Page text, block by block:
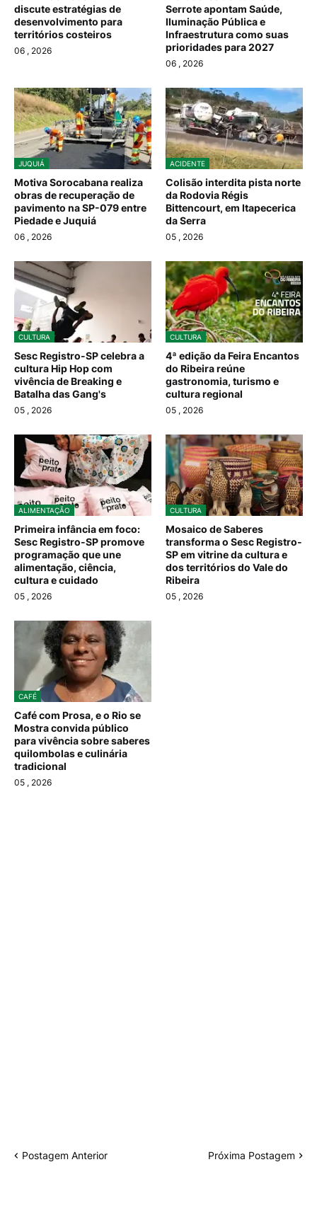
discute estratégias de
desenvolvimento para
territórios costeiros
06 , 2026
Serrote apontam Saúde,
Iluminação Pública e
Infraestrutura como suas
prioridades para 2027
06 , 2026
JUQUIÁ
Motiva Sorocabana realiza
obras de recuperação de
pavimento na SP-079 entre
Piedade e Juquiá
06 , 2026
ACIDENTE
Colisão interdita pista norte
da Rodovia Régis
Bittencourt, em Itapecerica
da Serra
05 , 2026
CULTURA
Sesc Registro-SP celebra a
cultura Hip Hop com
vivência de Breaking e
Batalha das Gang's
05 , 2026
CULTURA
4ª edição da Feira Encantos
do Ribeira reúne
gastronomia, turismo e
cultura regional
05 , 2026
ALIMENTAÇÃO
Primeira infância em foco:
Sesc Registro-SP promove
programação que une
alimentação, ciência,
cultura e cuidado
05 , 2026
CULTURA
Mosaico de Saberes
transforma o Sesc Registro-
SP em vitrine da cultura e
dos territórios do Vale do
Ribeira
05 , 2026
CAFÉ
Café com Prosa, e o Rio se
Mostra convida público
para vivência sobre saberes
quilombolas e culinária
tradicional
05 , 2026
Postagem Anterior Próxima Postagem